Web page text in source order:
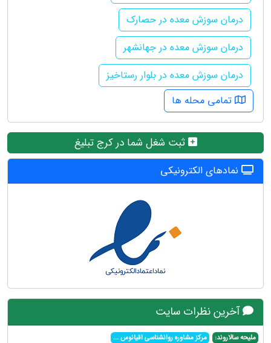
درمان سوزش معده در حصارک
درمان سوزش معده در جهانشهر
درمان سوزش معده در بلوار رستاخیز
تمامی محله ها
ثبت شغل شما در کرج تبلیغ
نمادهای الکترونیکی
آخرین نظرات سایت
ملیحه سالاروند: مرکز مشاوره روانشناسی اقیانوس...